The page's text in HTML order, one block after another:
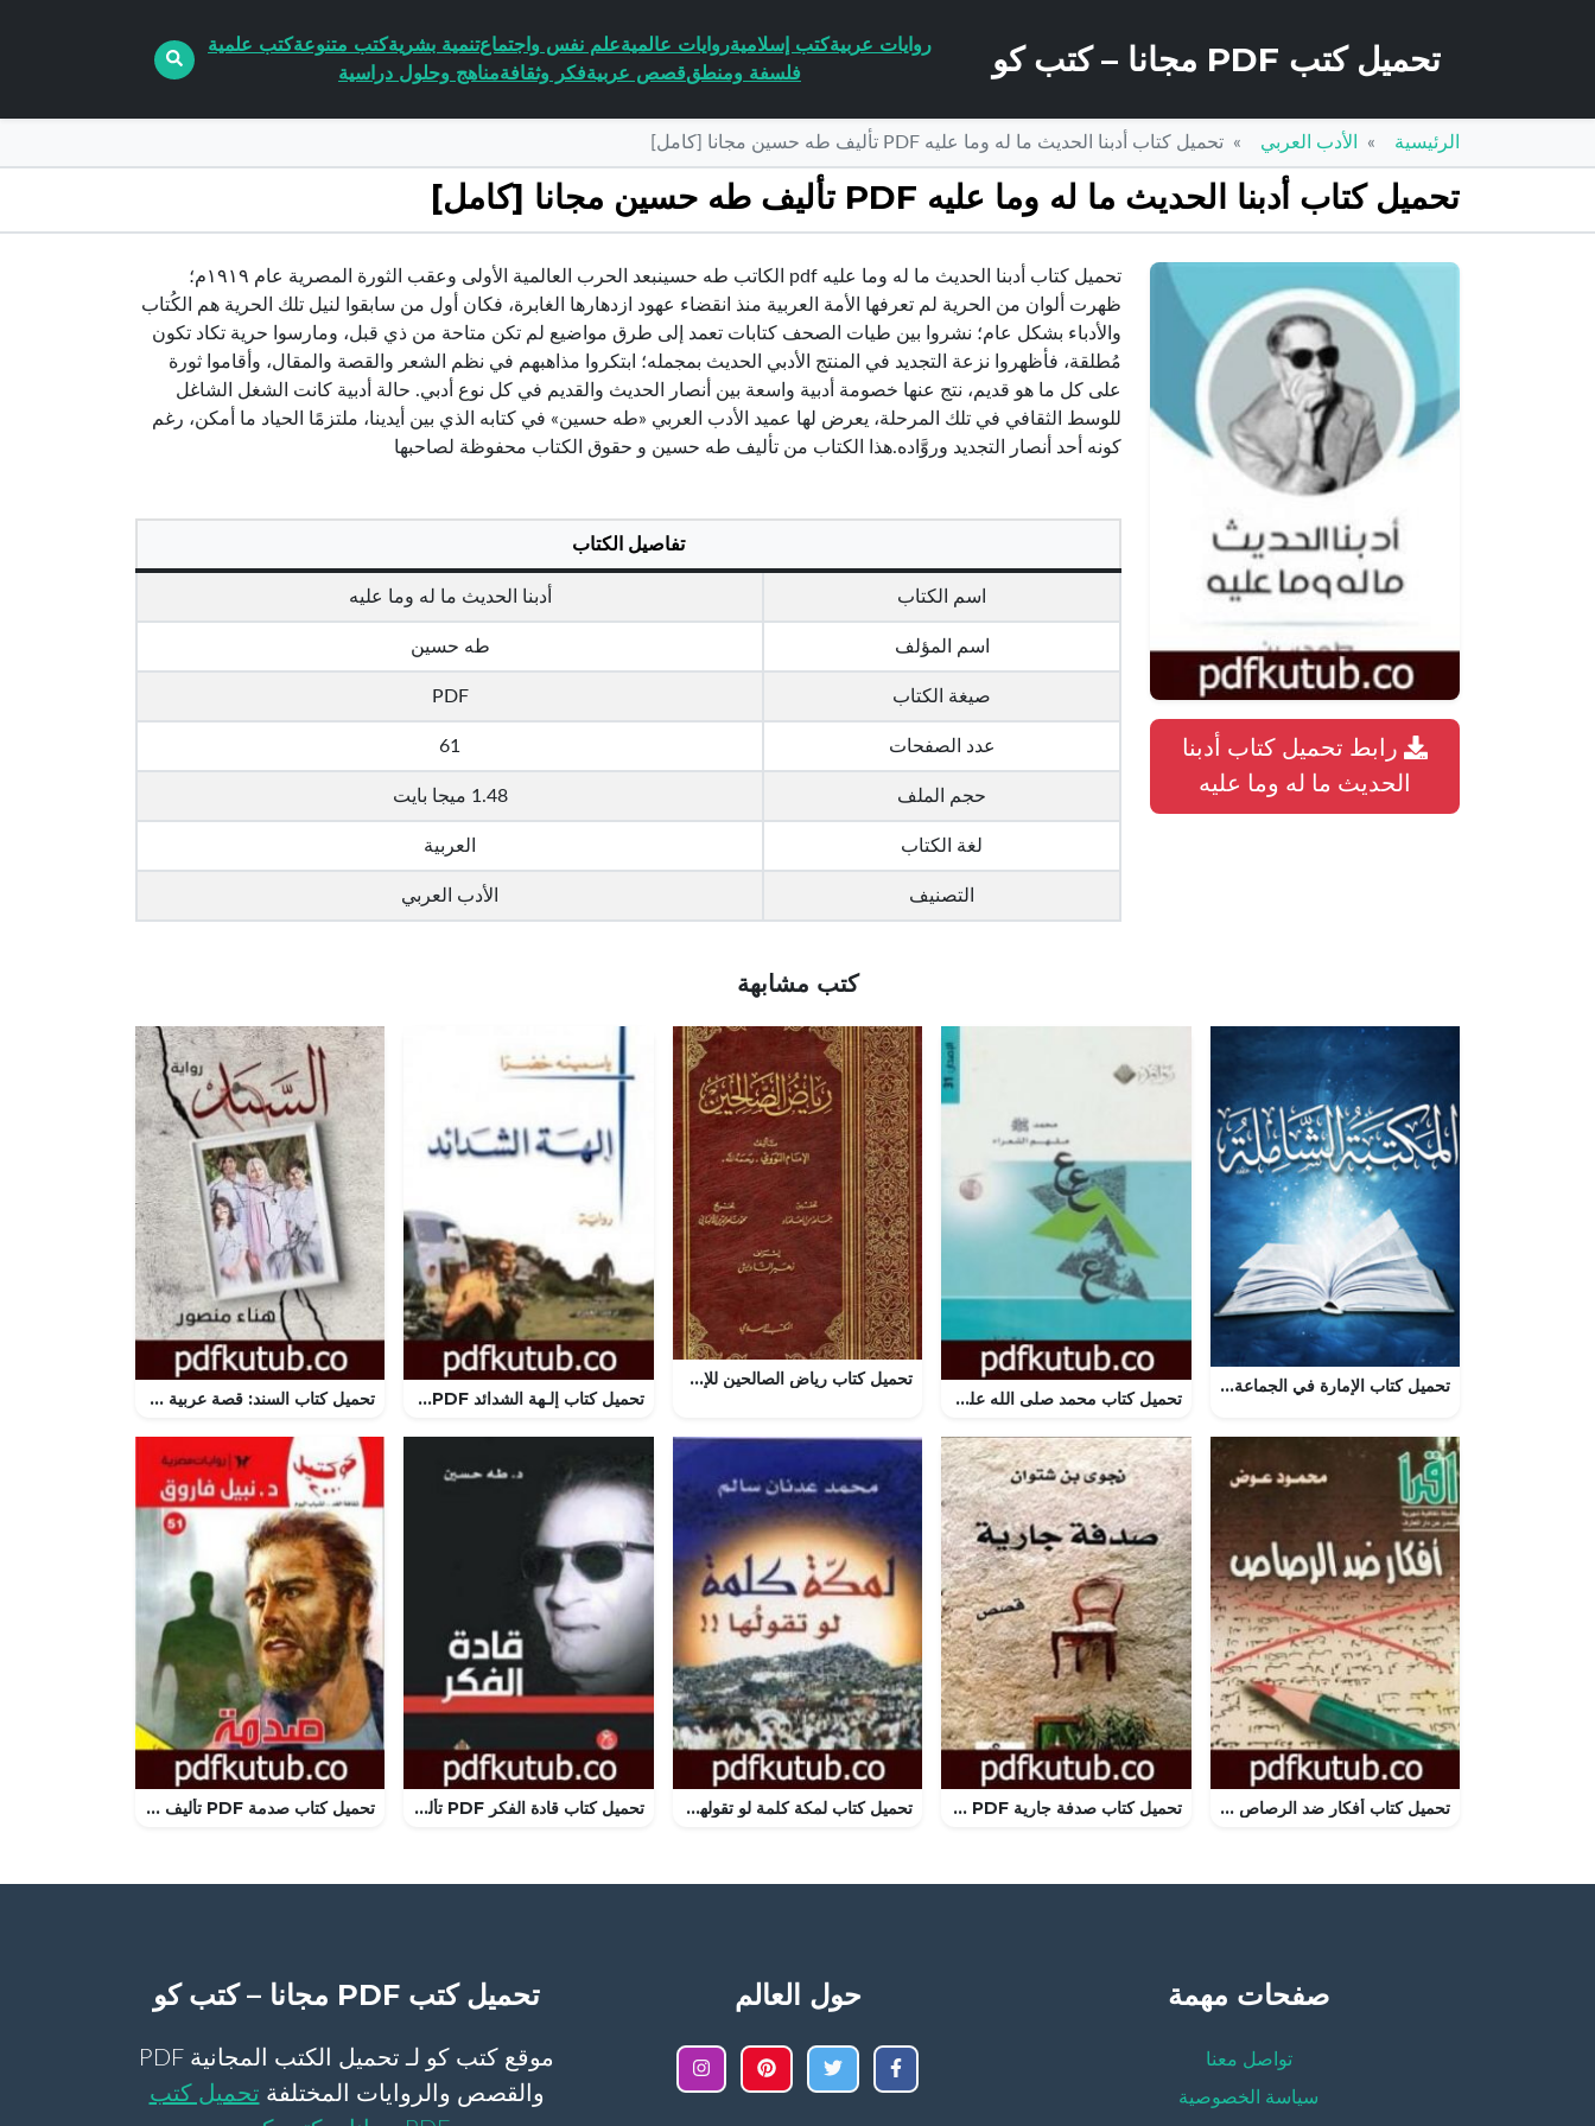
تحميل كتب PDF مجانا – كتب كو روايات عربيةكتب إسلاميةروايات عالميةعلم نفس واجتماعتنمية بشريةكتب متنوعةكتب علمية
فلسفة ومنطققصص عربيةفكر وثقافةمناهج وحلول دراسية
الرئيسية الأدب العربي تحميل كتاب أدبنا الحديث ما له وما عليه PDF تأليف طه حسين مجانا [كامل]
تحميل كتاب أدبنا الحديث ما له وما عليه PDF تأليف طه حسين مجانا [كامل]
رابط تحميل كتاب أدبنا
الحديث ما له وما عليه
تحميل كتاب أدبنا الحديث ما له وما عليه pdf الكاتب طه حسينبعد الحرب العالمية الأولى وعقب الثورة المصرية عام ١٩١٩م؛
ظهرت ألوان من الحرية لم تعرفها الأمة العربية منذ انقضاء عهود ازدهارها الغابرة، فكان أول من سابقوا لنيل تلك الحرية هم الكُتاب
والأدباء بشكل عام؛ نشروا بين طيات الصحف كتابات تعمد إلى طرق مواضيع لم تكن متاحة من ذي قبل، ومارسوا حرية تكاد تكون
مُطلقة، فأظهروا نزعة التجديد في المنتج الأدبي الحديث بمجمله؛ ابتكروا مذاهبهم في نظم الشعر والقصة والمقال، وأقاموا ثورة
على كل ما هو قديم، نتج عنها خصومة أدبية واسعة بين أنصار الحديث والقديم في كل نوع أدبي. حالة أدبية كانت الشغل الشاغل
للوسط الثقافي في تلك المرحلة، يعرض لها عميد الأدب العربي «طه حسين» في كتابه الذي بين أيدينا، ملتزمًا الحياد ما أمكن، رغم
كونه أحد أنصار التجديد وروَّاده.هذا الكتاب من تأليف طه حسين و حقوق الكتاب محفوظة لصاحبها
تفاصيل الكتاب
اسم الكتاب أدبنا الحديث ما له وما عليه
اسم المؤلف طه حسين
صيغة الكتاب PDF
عدد الصفحات 61
حجم الملف 1.48 ميجا بايت
لغة الكتاب العربية
التصنيف الأدب العربي
كتب مشابهة
تحميل كتاب الإمارة في الجماعة المسلمة لأبو الفضل بصيغة PDF مجانا
تحميل كتاب محمد صلى الله عليه وسلم ملهم الشعراء PDF تأليف طلال مساعد العامر مجانا [كامل]
تحميل كتاب رياض الصالحين للإمام النووي مجانا بصيغة PDF – دليل شامل لكل محبي القراءة!
تحميل كتاب إلـهة الشدائد PDF تأليف ياسمينة خضرا مجانا [كامل]
تحميل كتاب السند: قصة عربية من الواقع المصري PDF تأليف هناء محمد منصور مجانا [كامل]
تحميل كتاب أفكار ضد الرصاص PDF تأليف محمود عوض مجانا [كامل] تحميل كتاب صدفة جارية PDF تأليف نجوى بن شتوان مجانا [كامل] تحميل كتاب لمكة كلمة لو تقولها PDF تأليف محمد عدنان سالم مجانا [كامل] تحميل كتاب قادة الفكر PDF تأليف طه حسين مجانا [كامل] تحميل كتاب صدمة PDF تأليف نبيل فاروق مجانا [كامل]
صفحات مهمة
تواصل معنا
سياسة الخصوصية
حول العالم تحميل كتب PDF مجانا – كتب كو
موقع كتب كو لـ تحميل الكتب المجانية PDF
والقصص والروايات المختلفة تحميل كتب